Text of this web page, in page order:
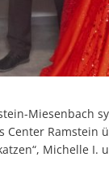
Miesenbach
Center Ramstein
Michelle I.